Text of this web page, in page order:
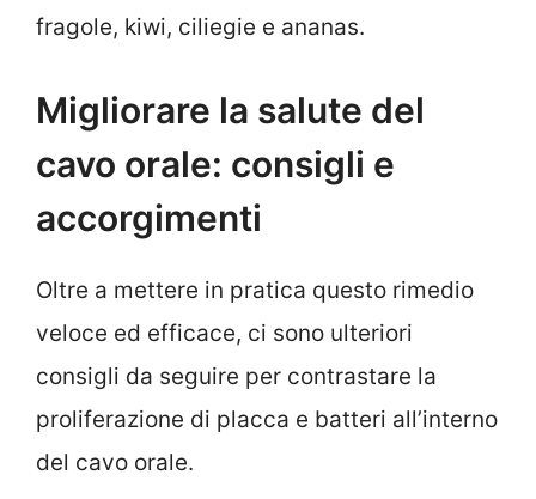
fragole, kiwi, ciliegie e ananas.
Migliorare la salute del
cavo orale: consigli e
accorgimenti
Oltre a mettere in pratica questo rimedio
veloce ed efficace, ci sono ulteriori
consigli da seguire per contrastare la
proliferazione di placca e batteri all’interno
del cavo orale.